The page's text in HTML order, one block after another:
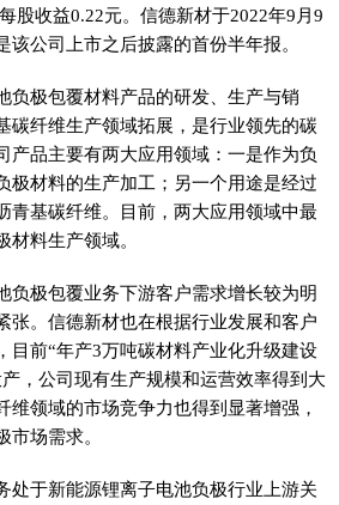
股收益0.22元。信德新材于2022年9月9
该公司上市之后披露的首份半年报。
负极包覆材料产品的研发、生产与销
碳纤维生产领域拓展，是行业领先的碳
产品主要有两大应用领域：一是作为负
极材料的生产加工；另一个用途是经过
青基碳纤维。目前，两大应用领域中最
材料生产领域。
负极包覆业务下游客户需求增长较为明
张。信德新材也在根据行业发展和客户
目前“年产3万吨碳材料产业化升级建设
，公司现有生产规模和运营效率得到大
维领域的市场竞争力也得到显著增强，
场需求。
处于新能源锂离子电池负极行业上游关